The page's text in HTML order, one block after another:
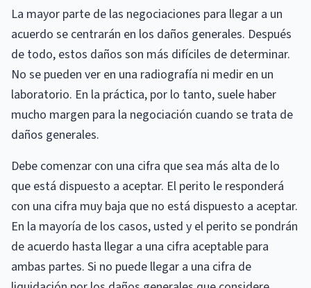
La mayor parte de las negociaciones para llegar a un
acuerdo se centrarán en los daños generales. Después
de todo, estos daños son más difíciles de determinar.
No se pueden ver en una radiografía ni medir en un
laboratorio. En la práctica, por lo tanto, suele haber
mucho margen para la negociación cuando se trata de
daños generales.
Debe comenzar con una cifra que sea más alta de lo
que está dispuesto a aceptar. El perito le responderá
con una cifra muy baja que no está dispuesto a aceptar.
En la mayoría de los casos, usted y el perito se pondrán
de acuerdo hasta llegar a una cifra aceptable para
ambas partes. Si no puede llegar a una cifra de